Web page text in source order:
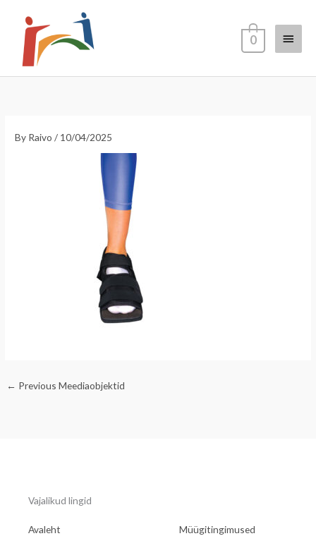
content
Main
Menu
0
By Raivo/ 10/04/2025
← Previous Meediaobjektid
Vajalikud lingid
Avaleht
Müügitingimused